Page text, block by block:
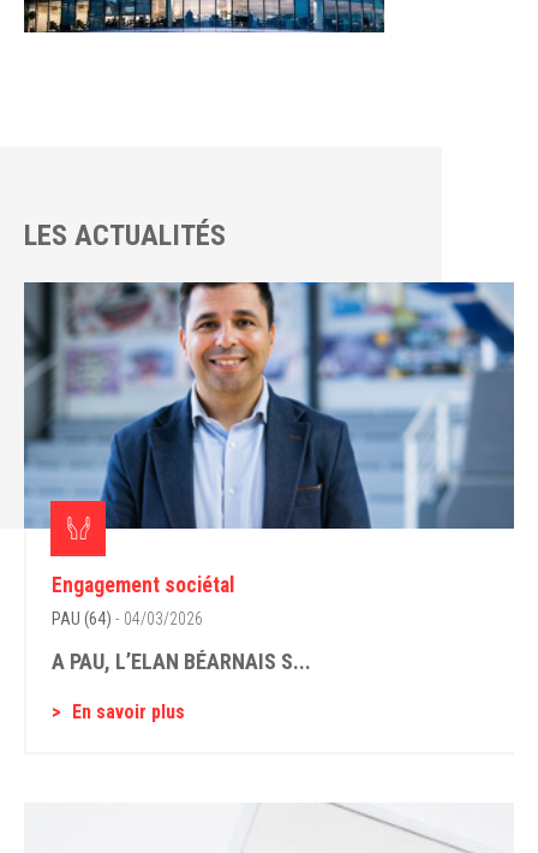
LES ACTUALITÉS
Engagement sociétal
PAU (64) - 04/03/2026
A PAU, L’ELAN BÉARNAIS S...
En savoir plus